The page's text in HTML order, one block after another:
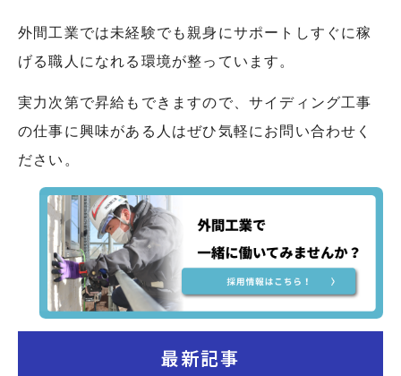
外間工業では未経験でも親身にサポートしすぐに稼
げる職人になれる環境が整っています。
実力次第で昇給もできますので、サイディング工事
の仕事に興味がある人はぜひ気軽にお問い合わせく
ださい。
最新記事